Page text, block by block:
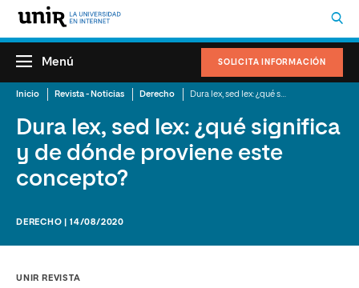
SOLICITA INFORMACIÓN
Menú
Inicio Revista - Noticias Derecho
Dura lex, sed lex: ¿qué significa
y de dónde proviene este
concepto?
DERECHO | 14/08/2020
UNIR REVISTA